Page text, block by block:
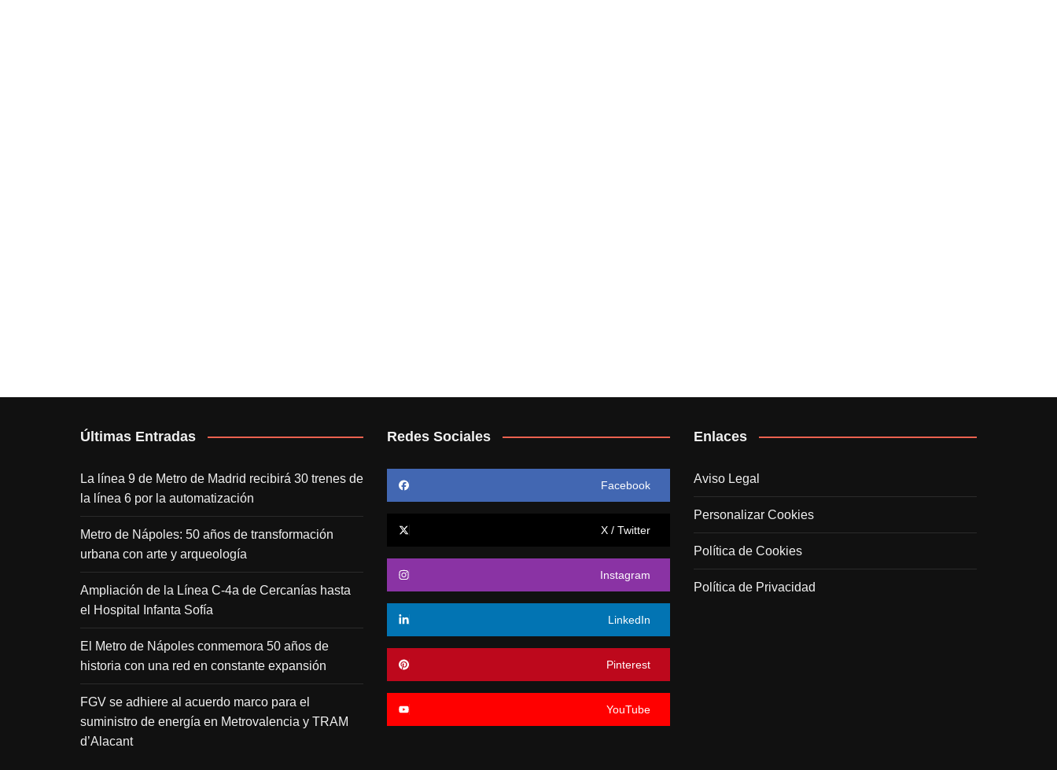
Últimas Entradas
La línea 9 de Metro de Madrid recibirá 30 trenes de
la línea 6 por la automatización
Metro de Nápoles: 50 años de transformación
urbana con arte y arqueología
Ampliación de la Línea C-4a de Cercanías hasta
el Hospital Infanta Sofía
El Metro de Nápoles conmemora 50 años de
historia con una red en constante expansión
FGV se adhiere al acuerdo marco para el
suministro de energía en Metrovalencia y TRAM
d’Alacant
Redes Sociales
Facebook
X / Twitter
Instagram
LinkedIn
Pinterest
YouTube
Enlaces
Aviso Legal
Personalizar Cookies
Política de Cookies
Política de Privacidad